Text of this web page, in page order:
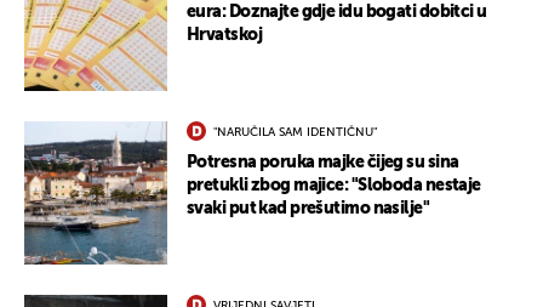
eura: Doznajte gdje idu bogati dobitci u
Hrvatskoj
"NARUČILA SAM IDENTIČNU"
Potresna poruka majke čijeg su sina
pretukli zbog majice: "Sloboda nestaje
svaki put kad prešutimo nasilje"